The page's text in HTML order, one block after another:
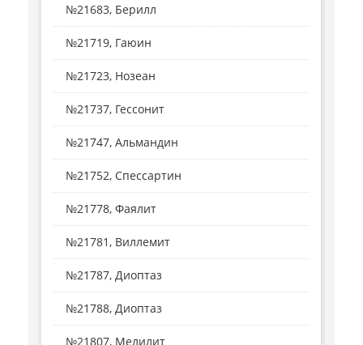
№21683, Берилл
№21719, Гаюин
№21723, Нозеан
№21737, Гессонит
№21747, Альмандин
№21752, Спессартин
№21778, Фаялит
№21781, Виллемит
№21787, Диоптаз
№21788, Диоптаз
№21807, Мелилит